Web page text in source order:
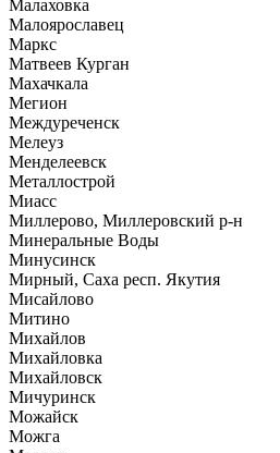
Малаховка
Малоярославец
Маркс
Матвеев Курган
Махачкала
Мегион
Междуреченск
Мелеуз
Менделеевск
Металлострой
Миасс
Миллерово, Миллеровский р-н
Минеральные Воды
Минусинск
Мирный, Саха респ. Якутия
Мисайлово
Митино
Михайлов
Михайловка
Михайловск
Мичуринск
Можайск
Можга